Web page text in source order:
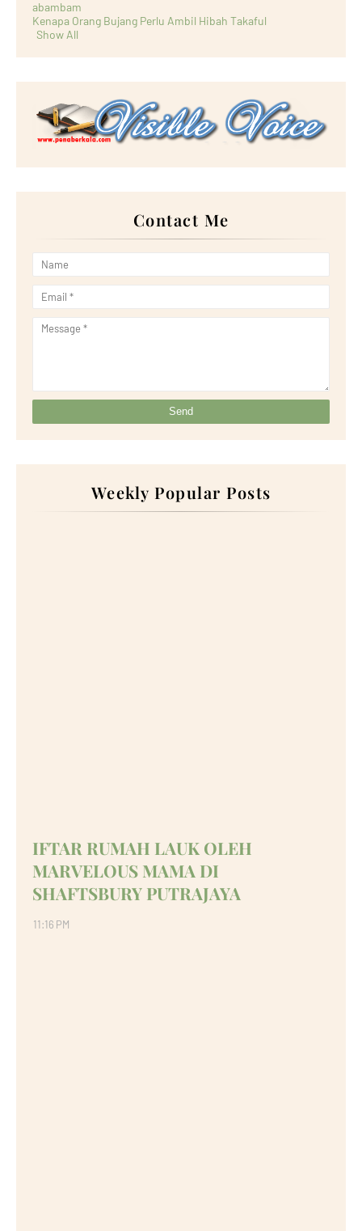
abambam
Kenapa Orang Bujang Perlu Ambil Hibah Takaful
Show All
Contact Me
Weekly Popular Posts
IFTAR RUMAH LAUK OLEH
MARVELOUS MAMA DI
SHAFTSBURY PUTRAJAYA
11:16 PM